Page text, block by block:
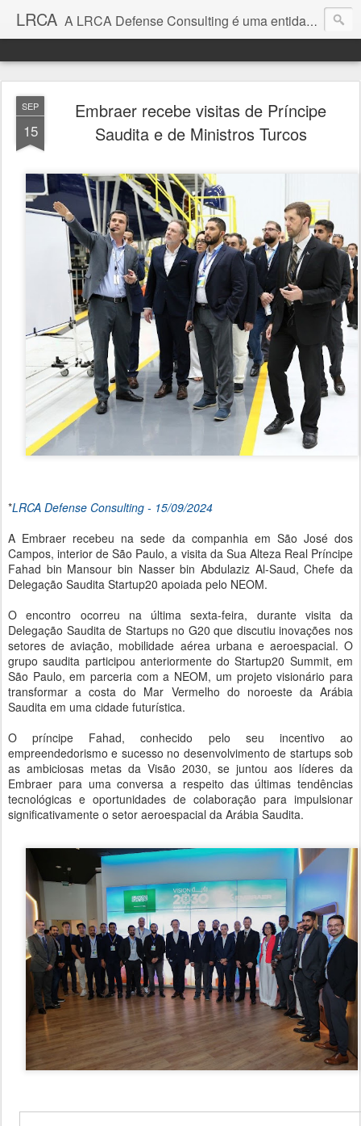
LRCA A LRCA Defense Consulting é uma entidade sem fins lucrativos que se dedica a produzir e divulgar notícias e análises sobre as Empresas de Defesa. Não somos jornalistas e nem este é um blog jornalístico.
SEP
15
Embraer recebe visitas de Príncipe
Saudita e de Ministros Turcos
*LRCA Defense Consulting - 15/09/2024
A Embraer recebeu na sede da companhia em São José dos
Campos, interior de São Paulo, a visita da Sua Alteza Real Príncipe
Fahad bin Mansour bin Nasser bin Abdulaziz Al-Saud, Chefe da
Delegação Saudita Startup20 apoiada pelo NEOM.
O encontro ocorreu na última sexta-feira, durante visita da
Delegação Saudita de Startups no G20 que discutiu inovações nos
setores de aviação, mobilidade aérea urbana e aeroespacial. O
grupo saudita participou anteriormente do Startup20 Summit, em
São Paulo, em parceria com a NEOM, um projeto visionário para
transformar a costa do Mar Vermelho do noroeste da Arábia
Saudita em uma cidade futurística.
O príncipe Fahad, conhecido pelo seu incentivo ao
empreendedorismo e sucesso no desenvolvimento de startups sob
as ambiciosas metas da Visão 2030, se juntou aos líderes da
Embraer para uma conversa a respeito das últimas tendências
tecnológicas e oportunidades de colaboração para impulsionar
significativamente o setor aeroespacial da Arábia Saudita.